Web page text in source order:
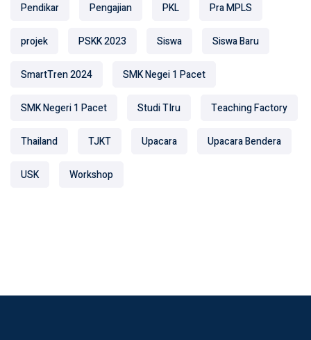
Pendikar Pengajian PKL Pra MPLS
projek PSKK 2023 Siswa Siswa Baru
SmartTren 2024 SMK Negei 1 Pacet
SMK Negeri 1 Pacet Studi TIru Teaching Factory
Thailand TJKT Upacara Upacara Bendera
USK Workshop